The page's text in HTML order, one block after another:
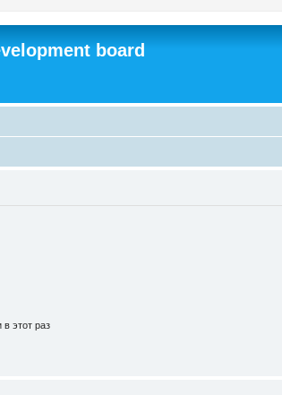
board
этот раз